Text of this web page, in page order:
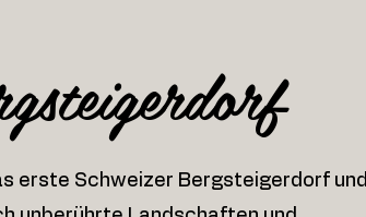
erste Schweizer Bergsteigerdorf und